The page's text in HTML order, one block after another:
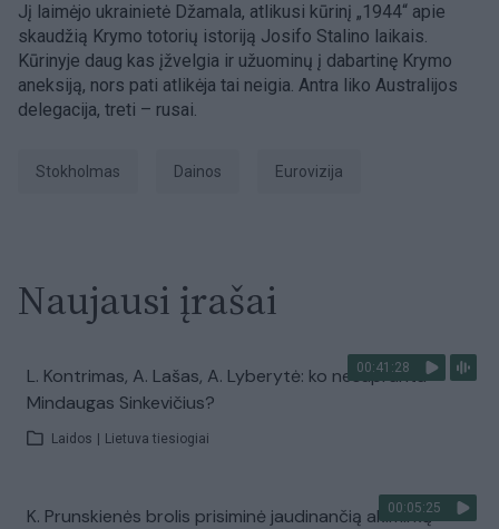
Jį laimėjo ukrainietė Džamala, atlikusi kūrinį „1944“ apie
skaudžią Krymo totorių istoriją Josifo Stalino laikais.
Kūrinyje daug kas įžvelgia ir užuominų į dabartinę Krymo
aneksiją, nors pati atlikėja tai neigia. Antra liko Australijos
delegacija, treti – rusai.
Stokholmas Dainos Eurovizija
Naujausi įrašai
00:41:28
L. Kontrimas, A. Lašas, A. Lyberytė: ko nesupranta
Mindaugas Sinkevičius?
Laidos Lietuva tiesiogiai
00:05:25
K. Prunskienės brolis prisiminė jaudinančią akimirką